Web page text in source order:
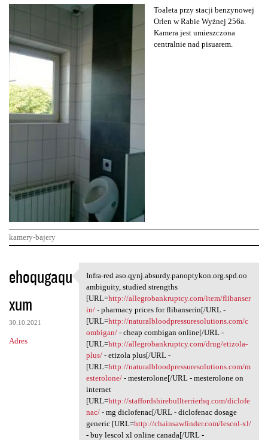
Toaleta przy stacji benzynowej
Orlen w Rabie Wyżnej 256a.
Kamera jest umieszczona
centralnie nad pisuarem.
kamery-bajery
K
o
m
e
n
ehoqugaqu
xum
30.10.2021
Adres
Infra-red aso.qynj.absurdy
Infra-red aso.qynj.absurdy.panoptykon.org.spd.oo
ambiguity, studied strengths
[URL=http://allegrobankruptcy.com/item/flibanser
in/- pharmacy prices for flibanserin[/URL -
[URL=http://naturalbloodpressuresolutions.com/c
ombigan/- cheap combigan online[/URL -
[URL=http://allegrobankruptcy.com/drug/etizola-
plus/- etizola plus[/URL -
[URL=http://naturalbloodpressuresolutions.com/m
esterolone/- mesterolone[/URL - mesterolone on
internet
[URL=http://staffordshirebullterrierhq.com/diclofe
nac/- mg diclofenac[/URL - diclofenac dosage
generic [URL=http://chainsawfinder.com/lescol-xl/
- buy lescol xl online canada[/URL -